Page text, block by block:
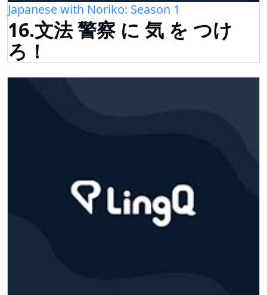
Japanese with Noriko: Season 1
16.文法 警察 に 気 を つけ
ろ！